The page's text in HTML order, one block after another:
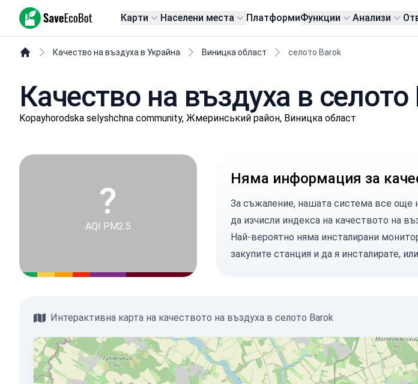
SaveEcoBot Карти Населени места ПлатформиФункции Анализи
Качество на въздуха в Украйна Виницка област селото Barok
Качество на въздуха в селото
Kopayhorodska selyshchna community, Жмеринський район, Виницка област
?
AQI PM2.5
Няма информация за
За съжаление, нашата система все още
да изчисли индекса на качеството на
Най-вероятно няма инсталирани
закупите станцияи да я инсталирате, или
Интерактивна карта на качеството на въздуха в селото Barok